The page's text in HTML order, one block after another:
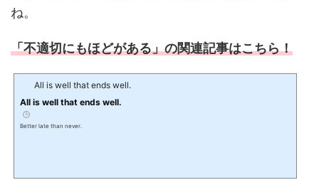
ね。
「不適切にもほどがある」の関連記事はこちら！
All is well that ends well.
All is well that ends well.
Better late than never.